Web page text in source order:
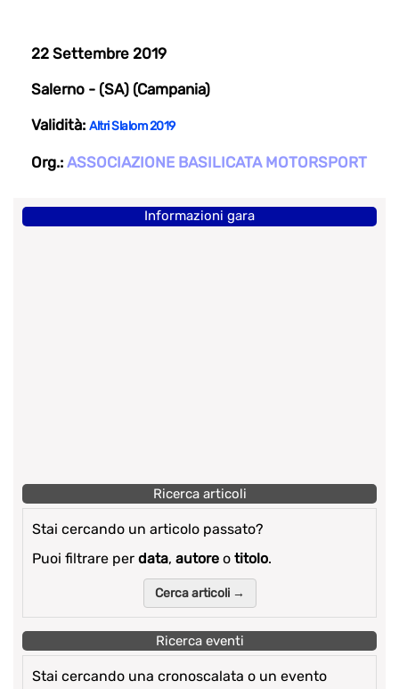
22 Settembre 2019
Salerno - (SA) (Campania)
Validità: Altri Slalom 2019
Org.: ASSOCIAZIONE BASILICATA MOTORSPORT
Informazioni gara
Ricerca articoli
Stai cercando un articolo passato?
Puoi filtrare per data, autore o titolo.
Cerca articoli →
Ricerca eventi
Stai cercando una cronoscalata o un evento